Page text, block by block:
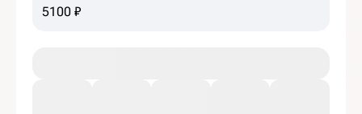
препаратов (ACP-терапия, 1 пробирка)
5100 ₽